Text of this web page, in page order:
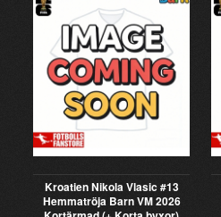
Kroatien Nikola Vlasic #13
Hemmatröja Barn VM 2026